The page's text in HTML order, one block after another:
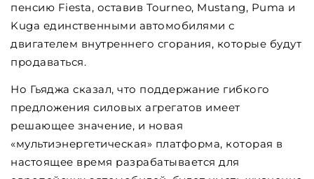
пенсию Fiesta, оставив Tourneo, Mustang, Puma и
Kuga единственными автомобилями с
двигателем внутреннего сгорания, которые будут
продаваться.
Но Гьяджа сказал, что поддержание гибкого
предложения силовых агрегатов имеет
решающее значение, и новая
«мультиэнергетическая» платформа, которая в
настоящее время разрабатывается для